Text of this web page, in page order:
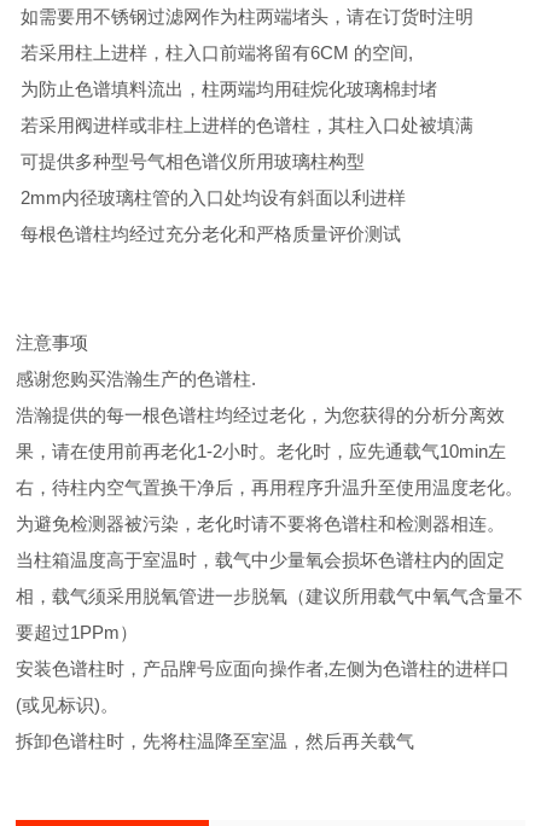
如需要用不锈钢过滤网作为柱两端堵头，请在订货时注明
若采用柱上进样，柱入口前端将留有6CM 的空间,
为防止色谱填料流出，柱两端均用硅烷化玻璃棉封堵
若采用阀进样或非柱上进样的色谱柱，其柱入口处被填满
可提供多种型号气相色谱仪所用玻璃柱构型
2mm内径玻璃柱管的入口处均设有斜面以利进样
每根色谱柱均经过充分老化和严格质量评价测试
注意事项
感谢您购买浩瀚生产的色谱柱.
浩瀚提供的每一根色谱柱均经过老化，为您获得的分析分离效
果，请在使用前再老化1-2小时。老化时，应先通载气10min左
右，待柱内空气置换干净后，再用程序升温升至使用温度老化。
为避免检测器被污染，老化时请不要将色谱柱和检测器相连。
当柱箱温度高于室温时，载气中少量氧会损坏色谱柱内的固定
相，载气须采用脱氧管进一步脱氧（建议所用载气中氧气含量不
要超过1PPm）
安装色谱柱时，产品牌号应面向操作者,左侧为色谱柱的进样口
(或见标识)。
拆卸色谱柱时，先将柱温降至室温，然后再关载气